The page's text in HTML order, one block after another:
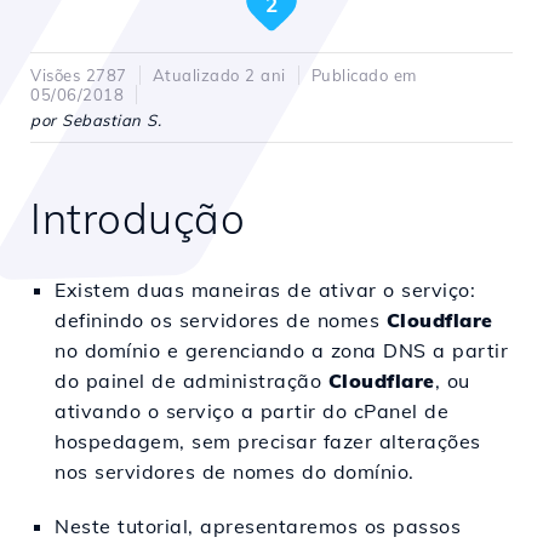
Visões 2787 Atualizado 2 ani
Publicado em
05/06/2018
por Sebastian S.
Introdução
Existem duas maneiras de ativar o serviço:
definindo os servidores de nomes Cloudflare
no domínio e gerenciando a zona DNS a partir
do painel de administração Cloudflare, ou
ativando o serviço a partir do cPanel de
hospedagem, sem precisar fazer alterações
nos servidores de nomes do domínio.
Neste tutorial, apresentaremos os passos